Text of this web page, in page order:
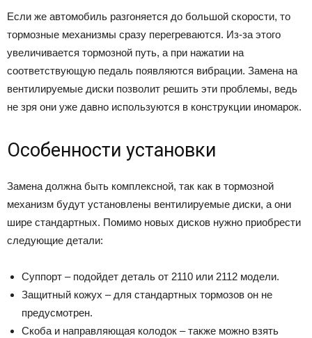
Если же автомобиль разгоняется до большой скорости, то
тормозные механизмы сразу перегреваются. Из-за этого
увеличивается тормозной путь, а при нажатии на
соответствующую педаль появляются вибрации. Замена на
вентилируемые диски позволит решить эти проблемы, ведь
не зря они уже давно используются в конструкции иномарок.
Особенности установки
Замена должна быть комплексной, так как в тормозной
механизм будут установлены вентилируемые диски, а они
шире стандартных. Помимо новых дисков нужно приобрести
следующие детали:
Суппорт – подойдет деталь от 2110 или 2112 модели.
Защитный кожух – для стандартных тормозов он не
предусмотрен.
Скоба и направляющая колодок – также можно взять